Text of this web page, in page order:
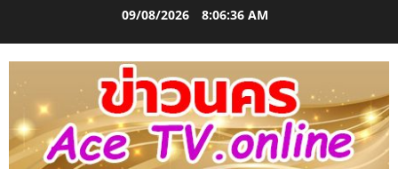
09/08/2026 8:06:37 AM